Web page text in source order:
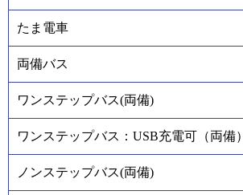
たま電車
両備バス
ワンステップバス(両備)
ワンステップバス：USB充電可（両備）
ノンステップバス(両備)